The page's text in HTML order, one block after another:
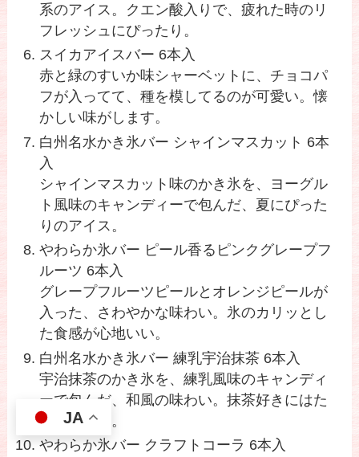
系のアイス。クエン酸入りで、疲れた時のリ
フレッシュにぴったり。
スイカアイスバー 6本入
赤と緑のすいか味シャーベットに、チョコパ
フが入ってて、種を模してるのが可愛い。懐
かしい味がします。
白州名水かき氷バー シャインマスカット 6本
入
シャインマスカット味のかき氷を、ヨーグル
ト風味のキャンディーで包んだ、夏にぴった
りのアイス。
やわらか氷バー ピール香るピンクグレープフ
ルーツ 6本入
グレープフルーツピールとオレンジピールが
入った、さわやかな味わい。氷のカリッとし
た食感が心地いい。
白州名水かき氷バー 練乳宇治抹茶 6本入
宇治抹茶のかき氷を、練乳風味のキャンディ
ーで包んだ、和風の味わい。抹茶好きにはた
まりません。
やわらか氷バー クラフトコーラ 6本入
JA